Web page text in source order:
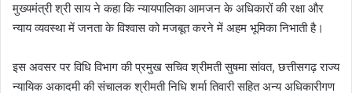
मुख्यमंत्री श्री साय ने कहा कि न्यायपालिका आमजन के अधिकारों की रक्षा और
न्याय व्यवस्था में जनता के विश्वास को मजबूत करने में अहम भूमिका निभाती है।
इस अवसर पर विधि विभाग की प्रमुख सचिव श्रीमती सुषमा सांवत, छत्तीसगढ़ राज्य
न्यायिक अकादमी की संचालक श्रीमती निधि शर्मा तिवारी सहित अन्य अधिकारीगण